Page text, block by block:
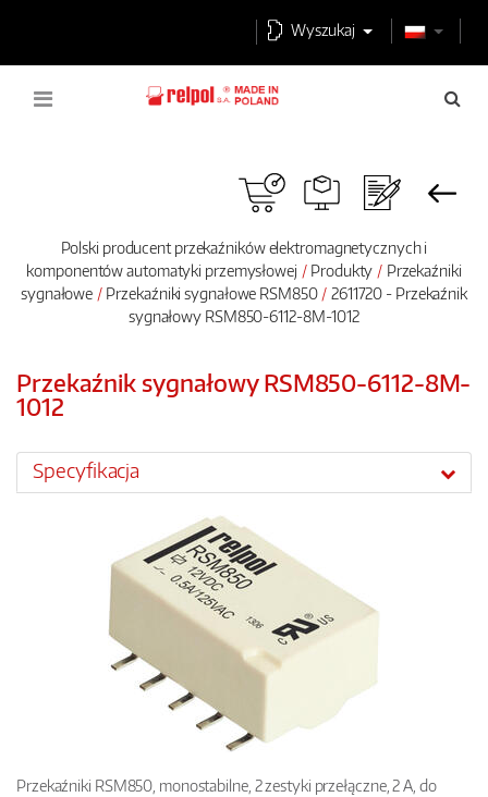
Wyszukaj
Polski producent przekaźników elektromagnetycznych i
komponentów automatyki przemysłowej
Produkty
Przekaźniki
sygnałowe
Przekaźniki sygnałowe RSM850
2611720 - Przekaźnik
sygnałowy RSM850-6112-8M-1012
Przekaźnik sygnałowy RSM850-6112-8M-
1012
Specyfikacja
Przekaźniki RSM850, monostabilne, 2 zestyki przełączne, 2 A, do